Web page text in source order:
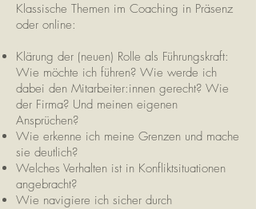
Klassische Themen im Coaching in Präsenz
oder online:
Klärung der (neuen) Rolle als Führungskraft:
Wie möchte ich führen? Wie werde ich
dabei den Mitarbeiter:innen gerecht? Wie
der Firma? Und meinen eigenen
Ansprüchen?
Wie erkenne ich meine Grenzen und mache
sie deutlich?
Welches Verhalten ist in Konfliktsituationen
angebracht?
Wie navigiere ich sicher durch